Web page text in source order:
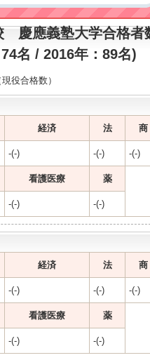
慶應義塾大学合格者
名 / 2016年：89名)
役合格数）
経済 法 商
-(-) -(-) -(-)
看護医療
薬
-(-) -(-)
経済 法 商
-(-) -(-) -(-)
看護医療
薬
-(-) -(-)